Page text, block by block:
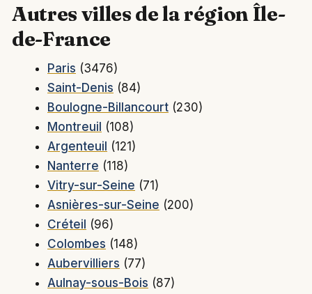
Autres villes de la région Île-
de-France
Paris (3476)
Saint-Denis (84)
Boulogne-Billancourt (230)
Montreuil (108)
Argenteuil (121)
Nanterre (118)
Vitry-sur-Seine (71)
Asnières-sur-Seine (200)
Créteil (96)
Colombes (148)
Aubervilliers (77)
Aulnay-sous-Bois (87)